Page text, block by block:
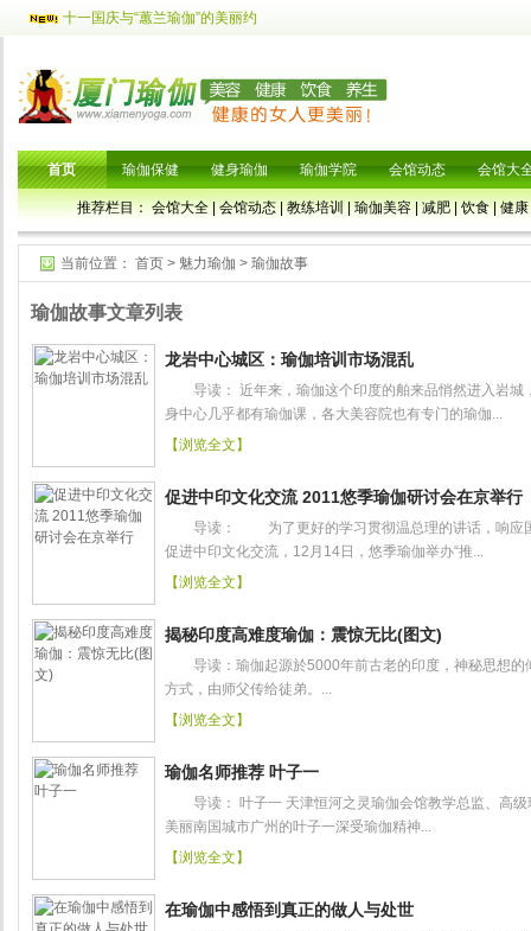
十一国庆与“蕙兰瑜伽”的美丽约
首页
推荐栏目：会馆大全|会馆动态|教练培训|瑜伽美容|减肥|饮食|健康
瑜伽保健 健身瑜伽 瑜伽学院 会馆动态 会馆大
当前位置： 首页 > 魅力瑜伽 > 瑜伽故事
瑜伽故事文章列表
龙岩中心城区：瑜伽培训市场混乱
导读： 近年来，瑜伽这个印度的舶来品悄然进入岩城
身中心几乎都有瑜伽课，各大美容院也有专门的瑜伽...
【浏览全文】
促进中印文化交流 2011悠季瑜伽研讨会在京举行
导读： 为了更好的学习贯彻温总理的讲话，响应国
促进中印文化交流，12月14日，悠季瑜伽举办“推...
【浏览全文】
揭秘印度高难度瑜伽：震惊无比(图文)
导读：瑜伽起源於5000年前古老的印度，神秘思想的
方式，由师父传给徒弟。...
【浏览全文】
瑜伽名师推荐 叶子一
导读： 叶子一 天津恒河之灵瑜伽会馆教学总监、高级
美丽南国城市广州的叶子一深受瑜伽精神...
【浏览全文】
在瑜伽中感悟到真正的做人与处世